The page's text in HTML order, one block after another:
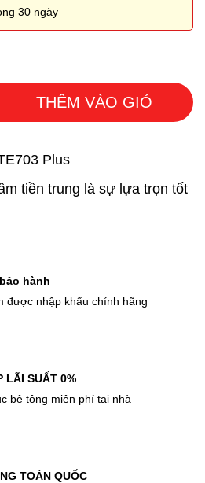
30 ngày
THÊM VÀO GIỎ
Plus
tiền trung là sự lựa trọn tốt
hành
được nhập khẩu chính hãng
LÃI SUẤT 0%
bê tông miên phí tại nhà
TOÀN QUỐC